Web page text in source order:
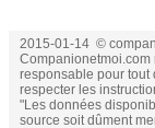
2015-01-14 ©
Companionetmoi.com
responsable pour tout
respecter les
"Les données
source soit dûment